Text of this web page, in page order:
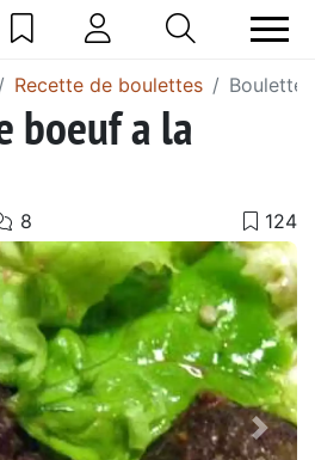
Recette de boulettes
boeuf a la